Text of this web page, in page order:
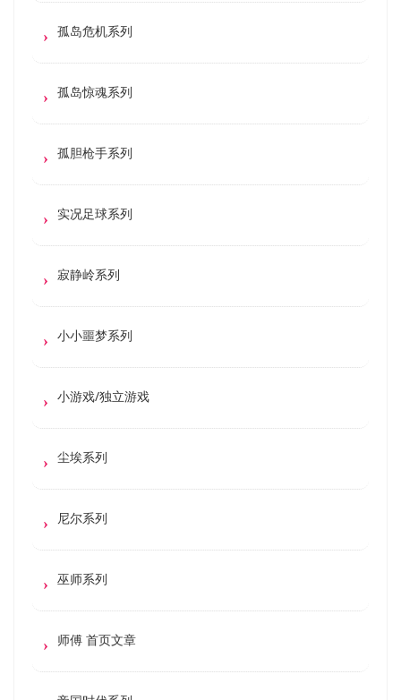
孤岛危机系列
孤岛惊魂系列
孤胆枪手系列
实况足球系列
寂静岭系列
小小噩梦系列
小游戏/独立游戏
尘埃系列
尼尔系列
巫师系列
师傅 首页文章